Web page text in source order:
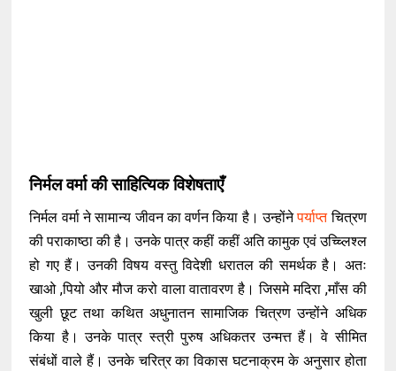
निर्मल वर्मा की साहित्यिक विशेषताएँ
निर्मल वर्मा ने सामान्य जीवन का वर्णन किया है। उन्होंनेपर्याप्तचित्रण
की पराकाष्ठा की है। उनके पात्र कहीं कहीं अति कामुक एवं उच्च्लिश्ल
हो गए हैं। उनकी विषय वस्तु विदेशी धरातल की समर्थक है। अतः
खाओ ,पियो और मौज करो वाला वातावरण है। जिसमे मदिरा ,माँस की
खुली छूट तथा कथित अधुनातन सामाजिक चित्रण उन्होंने अधिक
किया है। उनके पात्र स्त्री पुरुष अधिकतर उन्मत्त हैं। वे सीमित
संबंधों वाले हैं। उनके चरित्र का विकास घटनाक्रम के अनुसार होता